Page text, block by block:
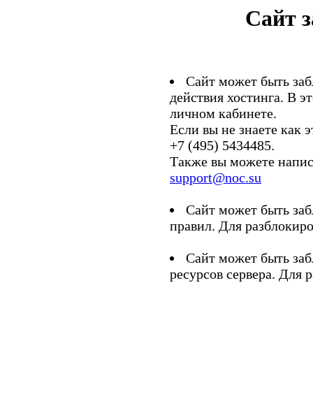
Сайт
Сайт может быть
действия хостинга. В
личном кабинете.
Если вы не знаете как
+7 (495) 5434485.
Также вы можете
support@noc.su
Сайт может быть
правил. Для
Сайт может быть
ресурсов сервера. Для